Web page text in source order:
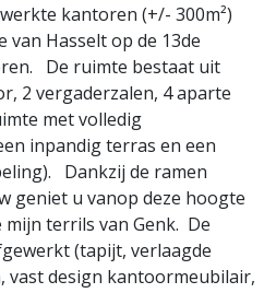
kantoren (+/- 300m²)
Hasselt op de 13de
De ruimte bestaat uit
2 vergaderzalen, 4 aparte
met volledig
inpandig terras en een
Dankzij de ramen
geniet u vanop deze hoogte
terrils van Genk. De
(tapijt, verlaagde
vast design kantoormeubilair,